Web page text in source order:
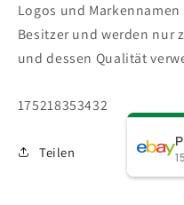
Logos und
Besitzer und werden nur
und dessen Qualität
SKU:
175218353432
Teilen